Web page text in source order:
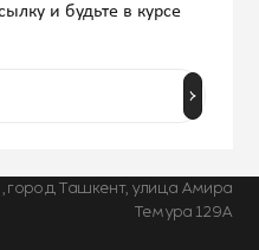
город Ташкент, улица Амира
Темура 129А
и будьте в курсе